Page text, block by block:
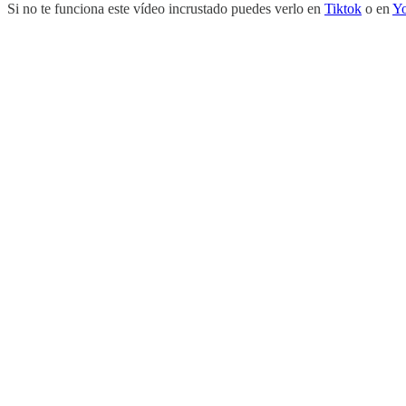
Si no te funciona este vídeo incrustado puedes verlo en Tiktok o en